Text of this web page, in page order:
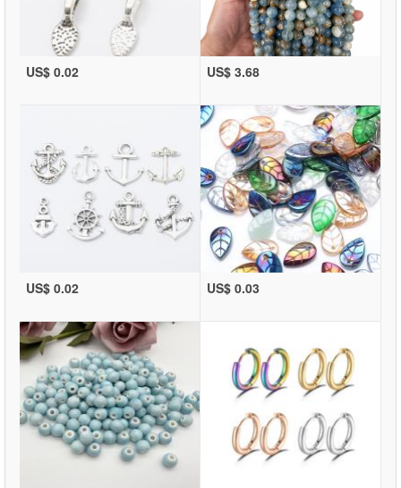
US$ 0.02 US$ 3.68
US$ 0.02 US$ 0.03